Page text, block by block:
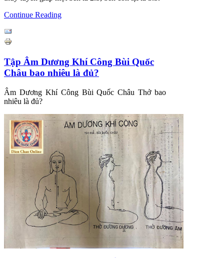
Continue Reading
Tập Âm Dương Khí Công Bùi Quốc
Châu bao nhiêu là đủ?
Âm Dương Khí Công Bùi Quốc Châu Thở bao
nhiêu là đủ?